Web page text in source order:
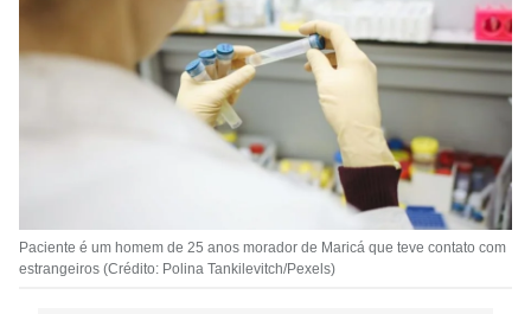
Paciente é um homem de 25 anos morador de Maricá que teve contato com
estrangeiros (Crédito: Polina Tankilevitch/Pexels)